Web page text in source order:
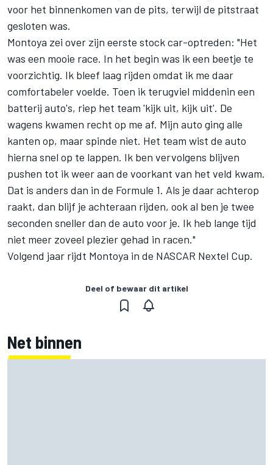
voor het binnenkomen van de pits, terwijl de pitstraat
gesloten was.
Montoya zei over zijn eerste stock car-optreden: "Het
was een mooie race. In het begin was ik een beetje te
voorzichtig. Ik bleef laag rijden omdat ik me daar
comfortabeler voelde. Toen ik terugviel middenin een
batterij auto's, riep het team 'kijk uit, kijk uit'. De
wagens kwamen recht op me af. Mijn auto ging alle
kanten op, maar spinde niet. Het team wist de auto
hierna snel op te lappen. Ik ben vervolgens blijven
pushen tot ik weer aan de voorkant van het veld kwam.
Dat is anders dan in de Formule 1. Als je daar achterop
raakt, dan blijf je achteraan rijden, ook al ben je twee
seconden sneller dan de auto voor je. Ik heb lange tijd
niet meer zoveel plezier gehad in racen."
Volgend jaar rijdt Montoya in de NASCAR Nextel Cup.
Deel of bewaar dit artikel
Net binnen